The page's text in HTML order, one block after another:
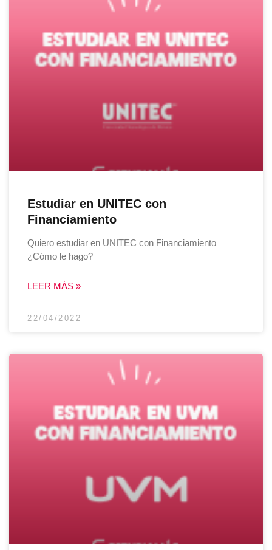
Estudiar en UNITEC con
Financiamiento
Quiero estudiar en UNITEC con Financiamiento
¿Cómo le hago?
LEER MÁS »
22/04/2022